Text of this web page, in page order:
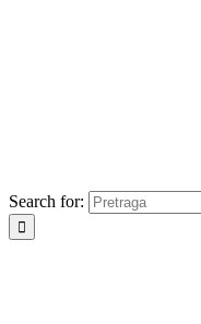
Search for: